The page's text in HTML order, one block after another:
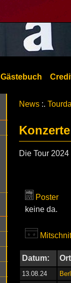
Gästebuch
News :.
Die Tour 2024
Poster
keine da.
Datum:
13.08.24